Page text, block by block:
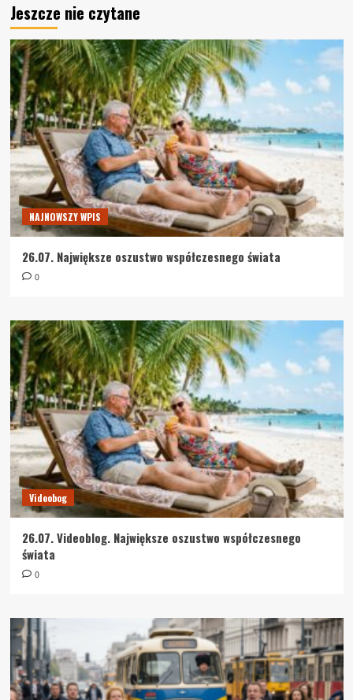
Jeszcze nie czytane
NAJNOWSZY WPIS
26.07. Największe oszustwo współczesnego świata
0
Videobog
26.07. Videoblog. Największe oszustwo współczesnego
świata
0